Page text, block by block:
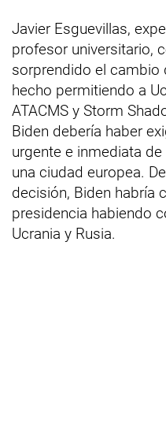
Javier Esguevillas,
profesor universitario,
sorprendido el cambio
hecho permitiendo a
ATACMS y Storm
Biden debería haber
urgente e inmediata
una ciudad europea.
decisión, Biden habría
presidencia habiendo
Ucrania y Rusia.